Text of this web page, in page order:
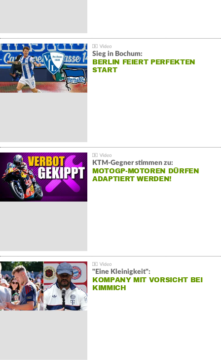
Sieg in Bochum:
BERLIN FEIERT PERFEKTEN
START
KTM-Gegner stimmen zu:
MOTOGP-MOTOREN DÜRFEN
ADAPTIERT WERDEN!
"Eine Kleinigkeit":
KOMPANY MIT VORSICHT BEI
KIMMICH